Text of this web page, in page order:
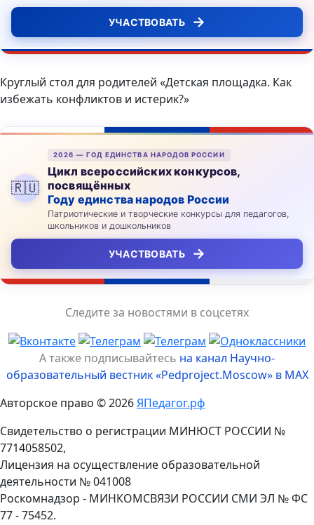
УЧАСТВОВАТЬ →
Круглый стол для родителей «Детская площадка. Как
избежать конфликтов и истерик?»
🇷🇺
2026 — ГОД ЕДИНСТВА НАРОДОВ РОССИИ
Цикл всероссийских конкурсов,
посвящённых
Году единства народов России
Патриотические и творческие конкурсы для педагогов,
школьников и дошкольников
УЧАСТВОВАТЬ →
Следите за новостями в соцсетях
А также подписывайтесь на канал Научно-
образовательный вестник «Pedproject.Moscow» в MAX
Авторское право © 2026ЯПедагог.рф
Свидетельство о регистрации МИНЮСТ РОССИИ №
7714058502,
Лицензия на осуществление образовательной
деятельности № 041008
Роскомнадзор - МИНКОМСВЯЗИ РОССИИ СМИ ЭЛ № ФС
77 - 75452.